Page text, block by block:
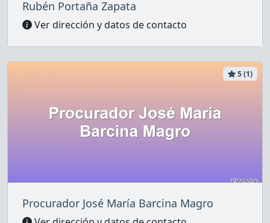
Rubén Portaña Zapata
Ver dirección y datos de contacto
5 (1)
Procurador José María Barcina Magro